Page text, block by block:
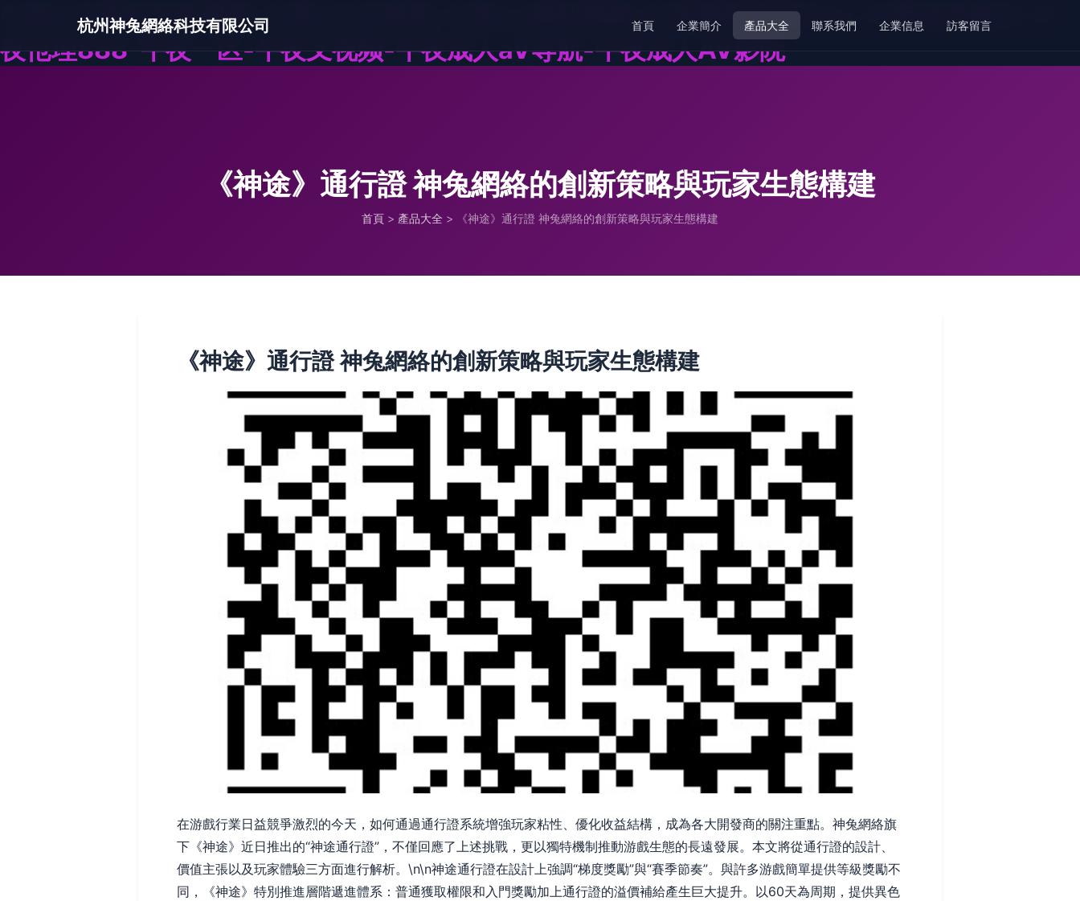
午夜A片福利在线观看-午夜h片在线看-午夜uu福利视频-午夜爱爱香蕉片av-午夜波多解衣-午
夜伧理888-午夜一区-午夜叉视频-午夜成人aV导航-午夜成人AV影院
杭州神兔網絡科技有限公司 首頁 企業簡介 產品大全 聯系我們 企業信息 訪客留言
《神途》通行證 神兔網絡的創新策略與玩家生態構建
首頁 > 產品大全 > 《神途》通行證 神兔網絡的創新策略與玩家生態構建
《神途》通行證 神兔網絡的創新策略與玩家生態構建
在游戲行業日益競爭激烈的今天，如何通過通行證系統增強玩家粘性、優化收益結構，成為各大開發商的關注重點。神兔網絡旗
下《神途》近日推出的“神途通行證”，不僅回應了上述挑戰，更以獨特機制推動游戲生態的長遠發展。本文將從通行證的設計、
價值主張以及玩家體驗三方面進行解析。\n\n神途通行證在設計上強調“梯度獎勵”與“賽季節奏”。與許多游戲簡單提供等級獎勵不
同，《神途》特別推進層階遞進體系：普通獲取權限和入門獎勵加上通行證的溢價補給產生巨大提升。以60天為周期，提供異色